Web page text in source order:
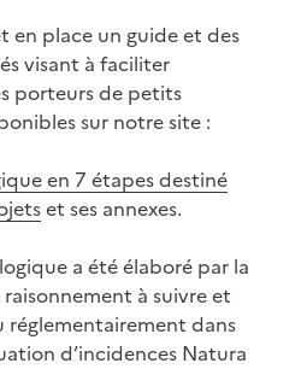
en place un guide et des
visant à faciliter
porteurs de petits
sur notre site :
en 7 étapes destiné
et ses annexes.
a été élaboré par la
à suivre et
dans
d’incidences Natura